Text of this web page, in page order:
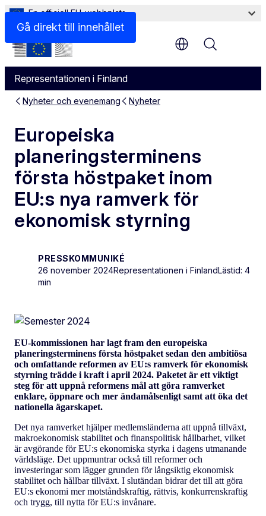
Gå direkt till innehållet
En officiell EU-webbplats
Representationen i Finland
Menu
Nyheter och evenemang Nyheter
Europeiska
planeringsterminens
första höstpaket inom
EU:s nya ramverk för
ekonomisk styrning
PRESSKOMMUNIKÉ
26 november 2024Representationen i FinlandLästid: 4
min
EU-kommissionen har lagt fram den europeiska
planeringsterminens första höstpaket sedan den ambitiösa
och omfattande reformen av EU:s ramverk för ekonomisk
styrning trädde i kraft i april 2024. Paketet är ett viktigt
steg för att uppnå reformens mål att göra ramverket
enklare, öppnare och mer ändamålsenligt samt att öka det
nationella ägarskapet.
Det nya ramverket hjälper medlemsländerna att uppnå tillväxt,
makroekonomisk stabilitet och finanspolitisk hållbarhet, vilket
är avgörande för EU:s ekonomiska styrka i dagens utmanande
världsläge. Det uppmuntrar också till reformer och
investeringar som lägger grunden för långsiktig ekonomisk
stabilitet och hållbar tillväxt. I slutändan bidrar det till att göra
EU:s ekonomi mer motståndskraftig, rättvis, konkurrenskraftig
och trygg, till nytta för EU:s invånare.